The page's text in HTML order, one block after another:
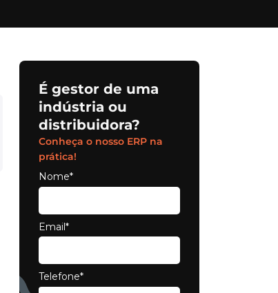
É gestor de uma
indústria ou
distribuidora?
Conheça o nosso ERP na
prática!
Nome*
Email*
Telefone*